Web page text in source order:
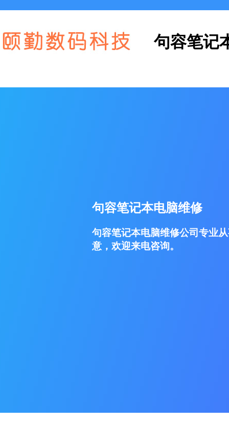
句容笔记
句容笔记本电脑维修
句容笔记本电脑维修公司专业
意，欢迎来电咨询。